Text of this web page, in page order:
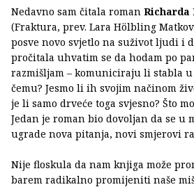
Nedavno sam čitala roman Richarda
(Fraktura, prev. Lara Hölbling
posve novo svjetlo na suživot ljudi i
pročitala uhvatim se da hodam po
razmišljam – komuniciraju li stabla
čemu? Jesmo li ih svojim načinom
je li samo drveće toga svjesno? Što
Jedan je roman bio dovoljan da se u
ugrade nova pitanja, novi smjerovi
Nije floskula da nam knjiga može
barem radikalno promijeniti naše